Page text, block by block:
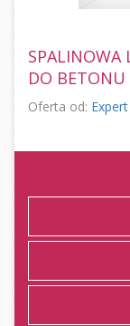
SPALINOWA
DO BETONU
Oferta od: